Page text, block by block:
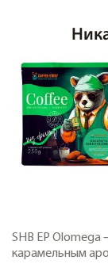
SHB EP Olomega
карамельным